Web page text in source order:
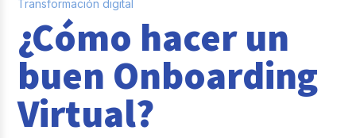
Pago de nómina
Buk
Transformación digital
Tendencias y Data
Transformación digital
¿Cómo hacer un
buen Onboarding
Virtual?